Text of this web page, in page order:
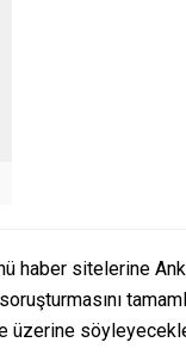
haber sitelerine
üzerine